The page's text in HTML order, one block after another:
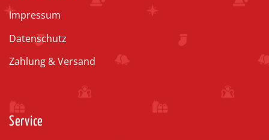
Impressum
Datenschutz
Zahlung & Versand
Service